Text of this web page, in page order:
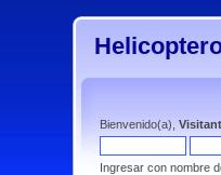
Bienvenido(a),
Ingresar con nombre